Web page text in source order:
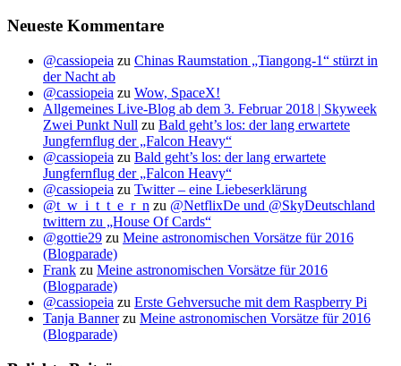
Neueste Kommentare
@cassiopeia zu Chinas Raumstation „Tiangong-1“ stürzt in
der Nacht ab
@cassiopeia zu Wow, SpaceX!
Allgemeines Live-Blog ab dem 3. Februar 2018 | Skyweek
Zwei Punkt Null zu Bald geht’s los: der lang erwartete
Jungfernflug der „Falcon Heavy“
@cassiopeia zu Bald geht’s los: der lang erwartete
Jungfernflug der „Falcon Heavy“
@cassiopeia zu Twitter – eine Liebeserklärung
@t_w_i_t_t_e_r_n zu @NetflixDe und @SkyDeutschland
twittern zu „House Of Cards“
@gottie29 zu Meine astronomischen Vorsätze für 2016
(Blogparade)
Frank zu Meine astronomischen Vorsätze für 2016
(Blogparade)
@cassiopeia zu Erste Gehversuche mit dem Raspberry Pi
Tanja Bannerzu Meine astronomischen Vorsätze für 2016
(Blogparade)